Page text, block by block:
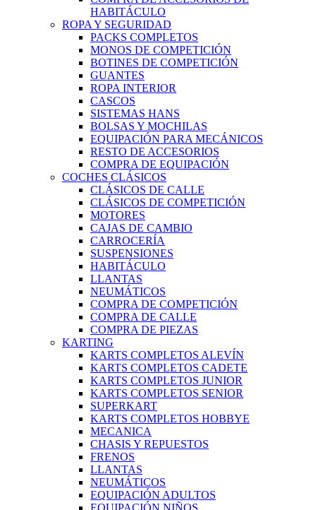
HABITÁCULO
ROPA Y SEGURIDAD
PACKS COMPLETOS
MONOS DE COMPETICIÓN
BOTINES DE COMPETICIÓN
GUANTES
ROPA INTERIOR
CASCOS
SISTEMAS HANS
BOLSAS Y MOCHILAS
EQUIPACIÓN PARA MECÁNICOS
RESTO DE ACCESORIOS
COMPRA DE EQUIPACIÓN
COCHES CLÁSICOS
CLÁSICOS DE CALLE
CLÁSICOS DE COMPETICIÓN
MOTORES
CAJAS DE CAMBIO
CARROCERÍA
SUSPENSIONES
HABITÁCULO
LLANTAS
NEUMÁTICOS
COMPRA DE COMPETICIÓN
COMPRA DE CALLE
COMPRA DE PIEZAS
KARTING
KARTS COMPLETOS ALEVÍN
KARTS COMPLETOS CADETE
KARTS COMPLETOS JUNIOR
KARTS COMPLETOS SENIOR
SUPERKART
KARTS COMPLETOS HOBBYE
MECANICA
CHASIS Y REPUESTOS
FRENOS
LLANTAS
NEUMÁTICOS
EQUIPACIÓN ADULTOS
EQUIPACIÓN NIÑOS